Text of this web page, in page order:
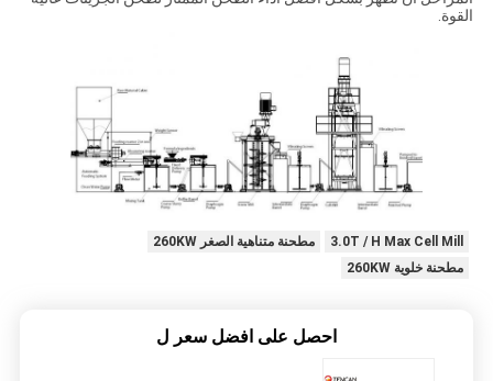
القوة.
3.0T / H Max Cell Mill
مطحنة متناهية الصغر 260KW
مطحنة خلوية 260KW
احصل على افضل سعر ل